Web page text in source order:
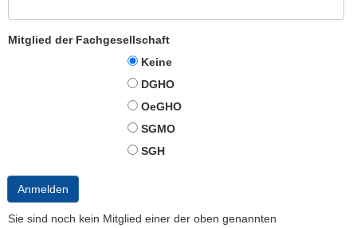
Mitglied der Fachgesellschaft
Keine
DGHO
OeGHO
SGMO
SGH
Anmelden
Sie sind noch kein Mitglied einer der oben genannten